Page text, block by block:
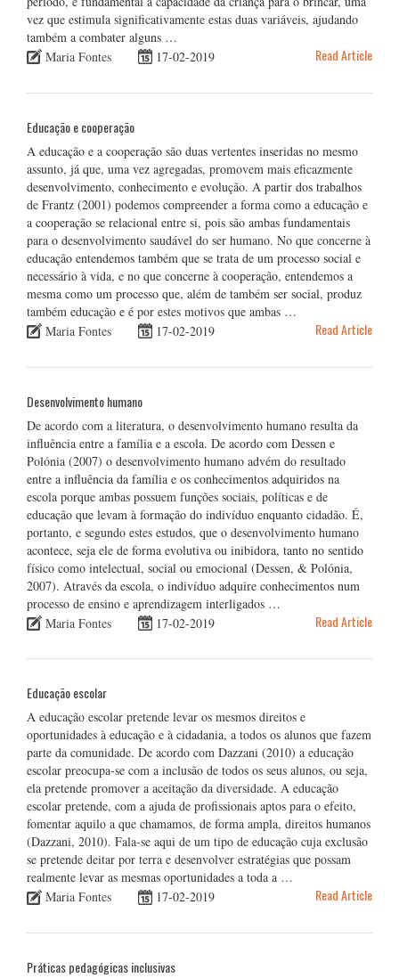
vez que estimula significativamente estas duas variáveis, ajudando
também a combater alguns …
Maria Fontes
17-02-2019 Read Article
Educação e cooperação
A educação e a cooperação são duas vertentes inseridas no mesmo
assunto, já que, uma vez agregadas, promovem mais eficazmente
desenvolvimento, conhecimento e evolução. A partir dos trabalhos
de Frantz (2001) podemos compreender a forma como a educação e
a cooperação se relacional entre si, pois são ambas fundamentais
para o desenvolvimento saudável do ser humano. No que concerne à
educação entendemos também que se trata de um processo social e
necessário à vida, e no que concerne à cooperação, entendemos a
mesma como um processo que, além de também ser social, produz
também educação e é por estes motivos que ambas …
Maria Fontes
17-02-2019 Read Article
Desenvolvimento humano
De acordo com a literatura, o desenvolvimento humano resulta da
influência entre a família e a escola. De acordo com Dessen e
Polónia (2007) o desenvolvimento humano advém do resultado
entre a influência da família e os conhecimentos adquiridos na
escola porque ambas possuem funções sociais, políticas e de
educação que levam à formação do indivíduo enquanto cidadão. É,
portanto, e segundo estes estudos, que o desenvolvimento humano
acontece, seja ele de forma evolutiva ou inibidora, tanto no sentido
físico como intelectual, social ou emocional (Dessen, & Polónia,
2007). Através da escola, o indivíduo adquire conhecimentos num
processo de ensino e aprendizagem interligados …
Maria Fontes
17-02-2019 Read Article
Educação escolar
A educação escolar pretende levar os mesmos direitos e
oportunidades à educação e à cidadania, a todos os alunos que fazem
parte da comunidade. De acordo com Dazzani (2010) a educação
escolar preocupa-se com a inclusão de todos os seus alunos, ou seja,
ela pretende promover a aceitação da diversidade. A educação
escolar pretende, com a ajuda de profissionais aptos para o efeito,
fomentar aquilo a que chamamos, de forma ampla, direitos humanos
(Dazzani, 2010). Fala-se aqui de um tipo de educação cuja exclusão
se pretende deitar por terra e desenvolver estratégias que possam
realmente levar as mesmas oportunidades a toda a …
Maria Fontes
17-02-2019 Read Article
Práticas pedagógicas inclusivas